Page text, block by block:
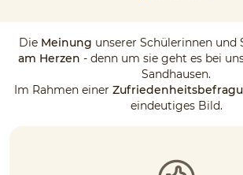
Die Meinung unserer Schülerinnen und
am Herzen - denn um sie geht es bei
Sandhausen.
Im Rahmen einer
eindeutiges Bild.